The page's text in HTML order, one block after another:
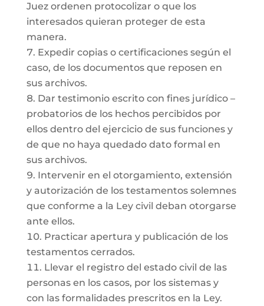
Juez ordenen protocolizar o que los
interesados quieran proteger de esta
manera.
Expedir copias o certificaciones según el
caso, de los documentos que reposen en
sus archivos.
Dar testimonio escrito con fines jurídico –
probatorios de los hechos percibidos por
ellos dentro del ejercicio de sus funciones y
de que no haya quedado dato formal en
sus archivos.
Intervenir en el otorgamiento, extensión
y autorización de los testamentos solemnes
que conforme a la Ley civil deban otorgarse
ante ellos.
Practicar apertura y publicación de los
testamentos cerrados.
Llevar el registro del estado civil de las
personas en los casos, por los sistemas y
con las formalidades prescritos en la Ley.